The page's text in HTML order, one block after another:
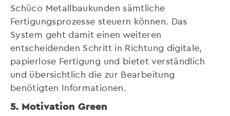
Schüco Metallbaukunden sämtliche
Fertigungsprozesse steuern können. Das
System geht damit einen weiteren
entscheidenden Schritt in Richtung digitale,
papierlose Fertigung und bietet verständlich
und übersichtlich die zur Bearbeitung
benötigten Informationen.
5. Motivation Green